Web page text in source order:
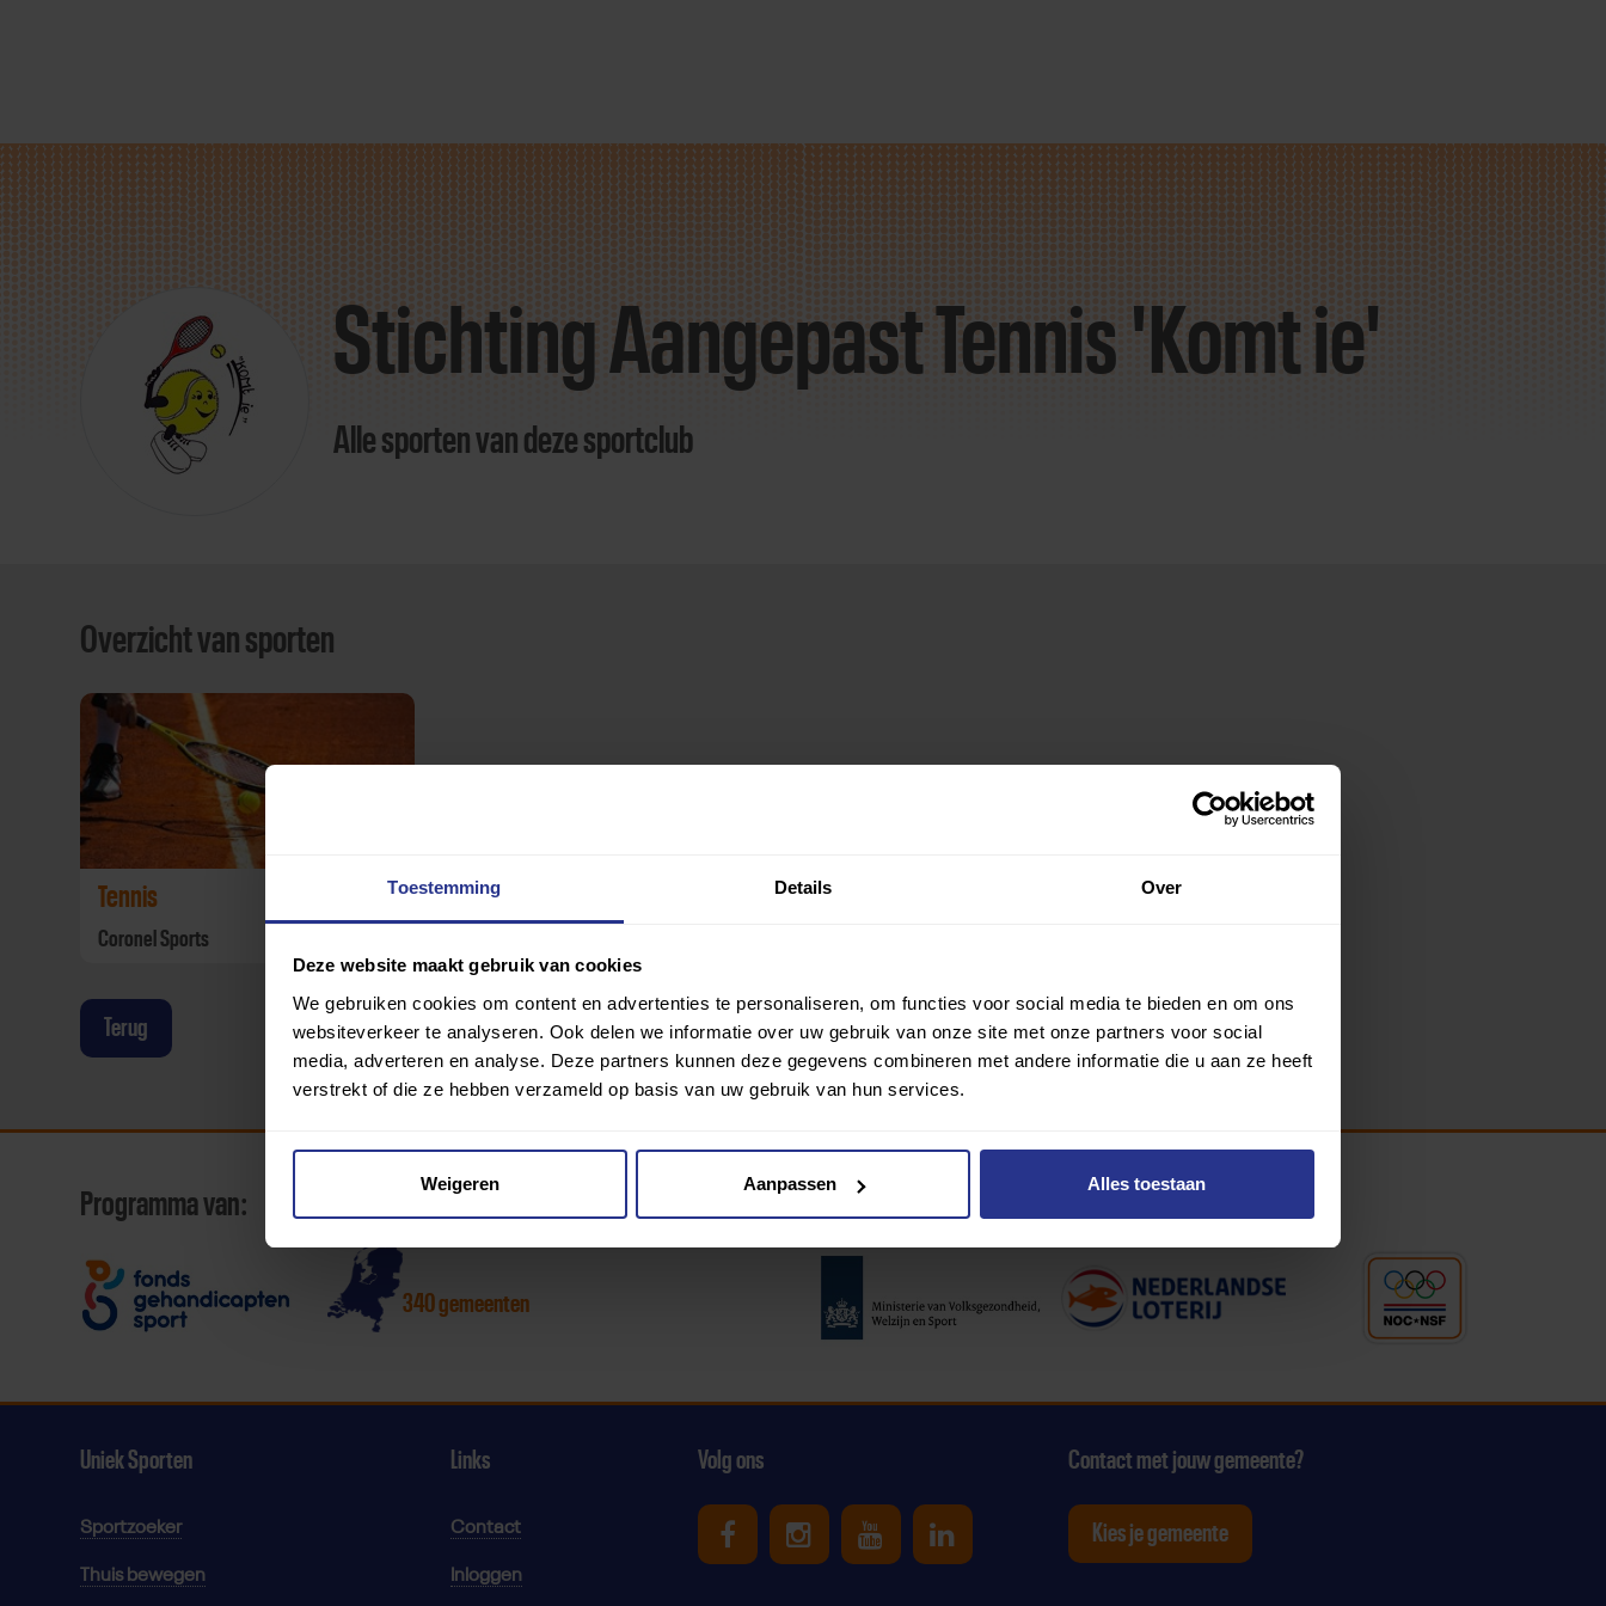
Toestemming Details Over
Deze website maakt gebruik van cookies
We gebruiken cookies om content en advertenties te personaliseren, om functies voor social media te bieden en om ons
websiteverkeer te analyseren. Ook delen we informatie over uw gebruik van onze site met onze partners voor social
media, adverteren en analyse. Deze partners kunnen deze gegevens combineren met andere informatie die u aan ze heeft
verstrekt of die ze hebben verzameld op basis van uw gebruik van hun services.
Weigeren Aanpassen Alles toestaan
Direct
door
Stichting Aangepast Tennis 'Komt ie'
Alle sporten van deze sportclub
Overzicht van sporten
Tennis
Coronel Sports
Terug
Programma van:
340 gemeenten
Partners:
Uniek Sporten
Sportzoeker
Thuis bewegen
Links
Contact
Inloggen
Volg ons
Uniek Sporten op Facebook
Uniek Sporten op Instagram
Uniek Sporten op Youtube
Uniek Sporten op Linkedin
Contact met jouw gemeente?
Kies je gemeente